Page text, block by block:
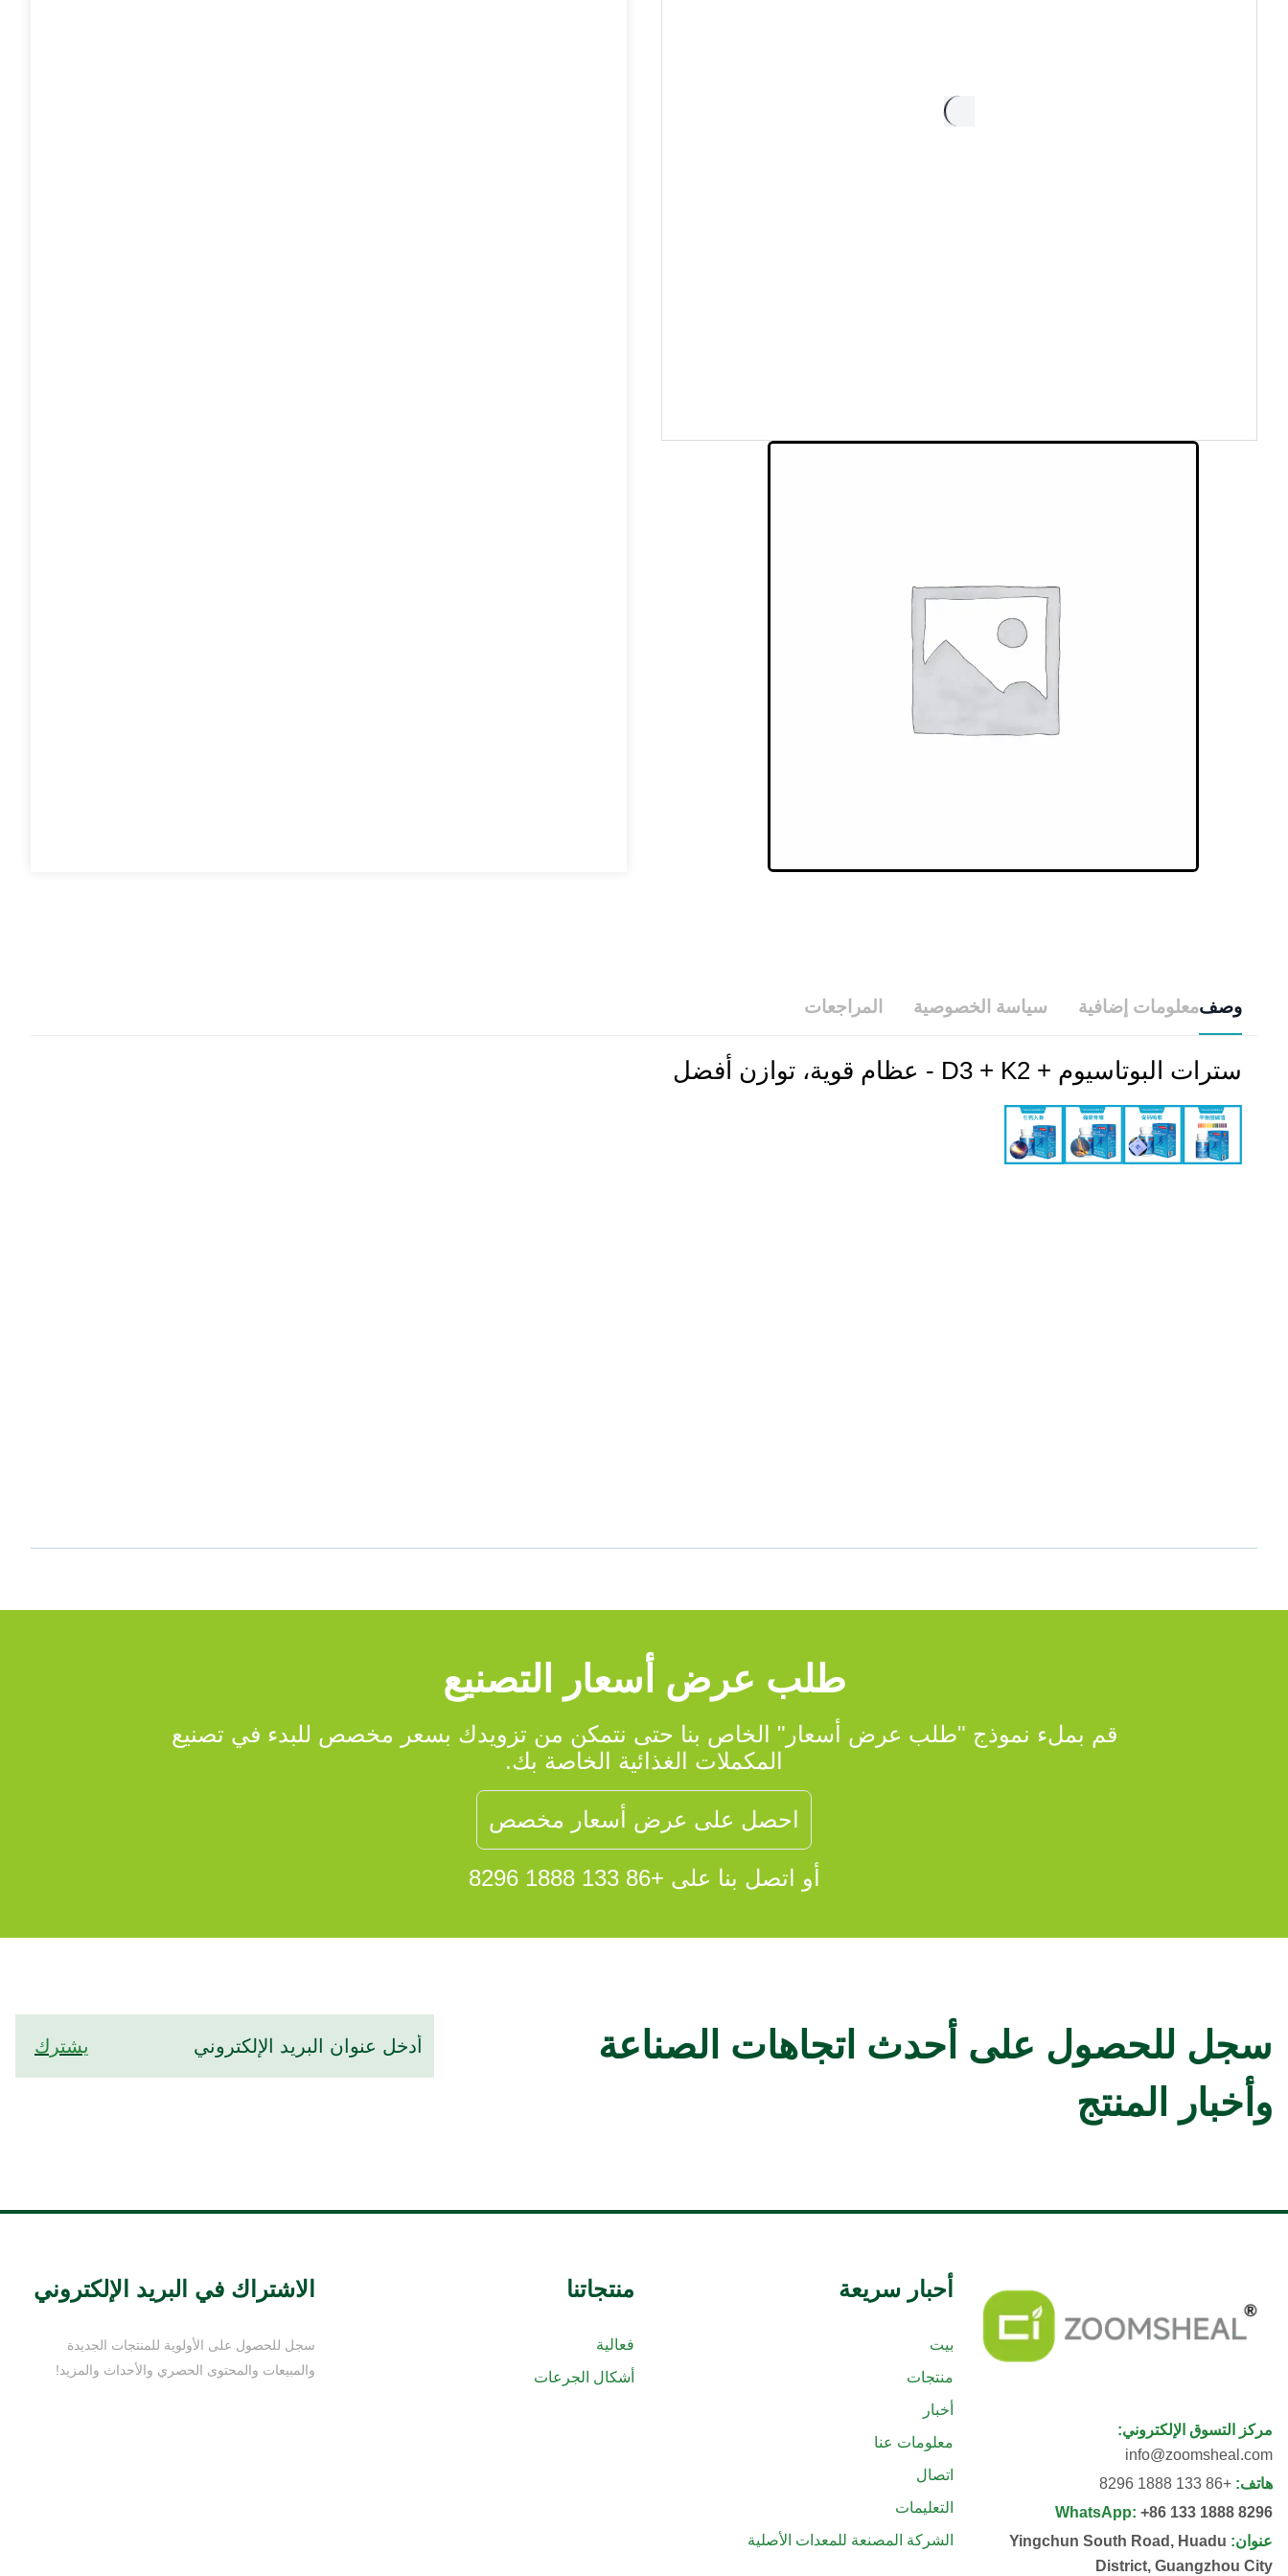
وصفمعلومات إضافية سياسة الخصوصية المراجعات
سترات البوتاسيوم + D3 + K2 - عظام قوية، توازن أفضل
طلب عرض أسعار التصنيع
قم بملء نموذج "طلب عرض أسعار" الخاص بنا حتى نتمكن من تزويدك بسعر مخصص للبدء في تصنيع
المكملات الغذائية الخاصة بك.
احصل على عرض أسعار مخصص
أو اتصل بنا على +86 133 1888 8296
سجل للحصول على أحدث اتجاهات الصناعة
وأخبار المنتج
يشترك
مركز التسوق الإلكتروني:
info@zoomsheal.com
هاتف:
+86 133 1888 8296
WhatsApp: +86 133 1888 8296
عنوان:
Yingchun South Road, Huadu
District, Guangzhou City
أحبار سريعة
بيت
منتجات
أخبار
معلومات عنا
اتصال
التعليمات
الشركة المصنعة للمعدات الأصلية
منتجاتنا
فعالية
أشكال الجرعات
الاشتراك في البريد الإلكتروني
سجل للحصول على الأولوية للمنتجات الجديدة
والمبيعات والمحتوى الحصري والأحداث والمزيد!